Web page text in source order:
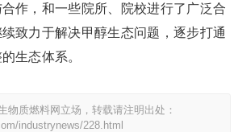
作，和一些院所、院校进行了广泛合
致力于解决甲醇生态问题，逐步打通
生态体系。
物质燃料网立场，转载请注明出处：
industrynews/228.html